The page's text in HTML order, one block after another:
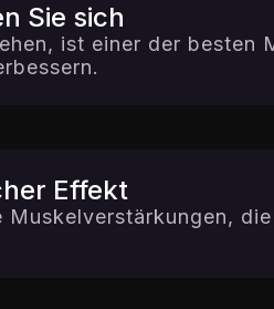
Sie sich
ist einer der besten
Effekt